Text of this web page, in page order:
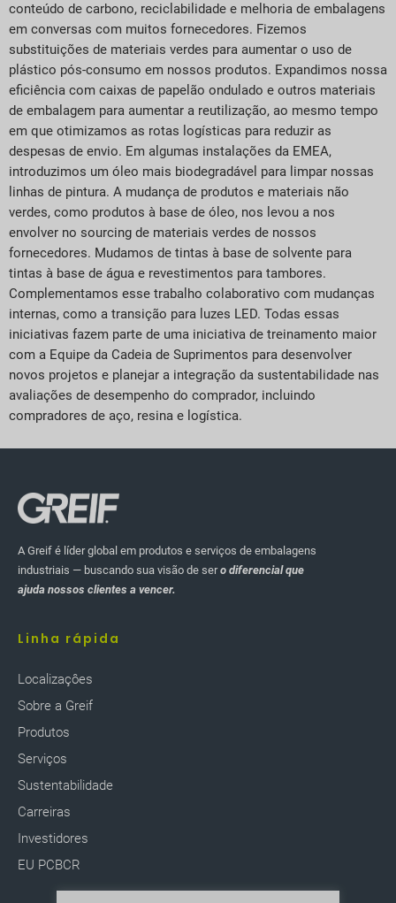
conteúdo de carbono, reciclabilidade e melhoria de embalagens
em conversas com muitos fornecedores. Fizemos
substituições de materiais verdes para aumentar o uso de
plástico pós-consumo em nossos produtos. Expandimos nossa
eficiência com caixas de papelão ondulado e outros materiais
de embalagem para aumentar a reutilização, ao mesmo tempo
em que otimizamos as rotas logísticas para reduzir as
despesas de envio. Em algumas instalações da EMEA,
introduzimos um óleo mais biodegradável para limpar nossas
linhas de pintura. A mudança de produtos e materiais não
verdes, como produtos à base de óleo, nos levou a nos
envolver no sourcing de materiais verdes de nossos
fornecedores. Mudamos de tintas à base de solvente para
tintas à base de água e revestimentos para tambores.
Complementamos esse trabalho colaborativo com mudanças
internas, como a transição para luzes LED. Todas essas
iniciativas fazem parte de uma iniciativa de treinamento maior
com a Equipe da Cadeia de Suprimentos para desenvolver
novos projetos e planejar a integração da sustentabilidade nas
avaliações de desempenho do comprador, incluindo
compradores de aço, resina e logística.
A Greif é líder global em produtos e serviços de embalagens
industriais — buscando sua visão de sero diferencial que
ajuda nossos clientes a vencer.
Linha rápida
Localizaçôes
Sobre a Greif
Produtos
Serviços
Sustentabilidade
Carreiras
Investidores
EU PCBCR